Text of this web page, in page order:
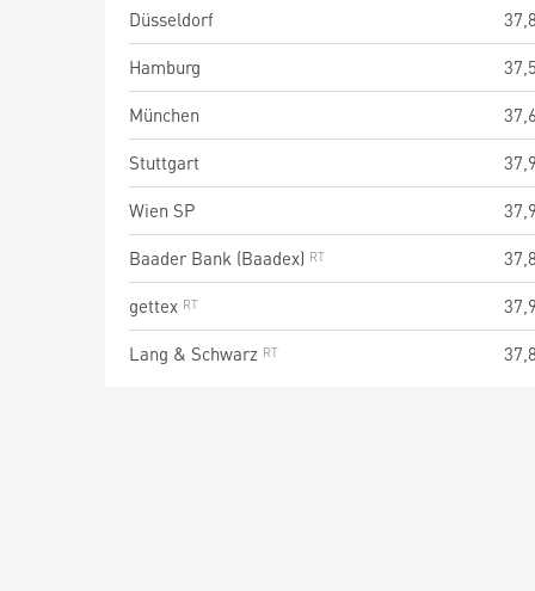
Düsseldorf
Hamburg
München
Stuttgart
Wien SP
Baader Bank (Baadex)
gettex
Lang & Schwarz